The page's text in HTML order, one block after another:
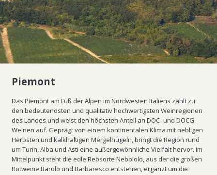
Piemont
Das Piemont am Fuß der Alpen im Nordwesten Italiens zählt zu
den bedeutendsten und qualitativ hochwertigsten Weinregionen
des Landes und weist den höchsten Anteil an DOC- und DOCG-
Weinen auf. Geprägt von einem kontinentalen Klima mit nebligen
Herbsten und kalkhaltigen Mergelhügeln, bringt die Region rund
um Turin, Alba und Asti eine außergewöhnliche Vielfalt hervor. Im
Mittelpunkt steht die edle Rebsorte Nebbiolo, aus der die großen
Rotweine Barolo und Barbaresco entstehen, ergänzt um die